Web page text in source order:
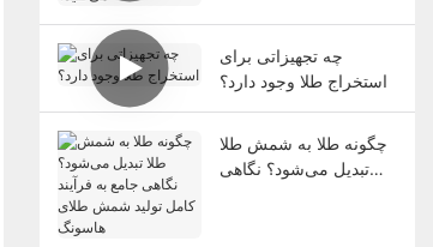
چه تجهیزاتی برای
استخراج طلا وجود دارد؟
چگونه طلا به شمش طلا
تبدیل می‌شود؟ نگاهی